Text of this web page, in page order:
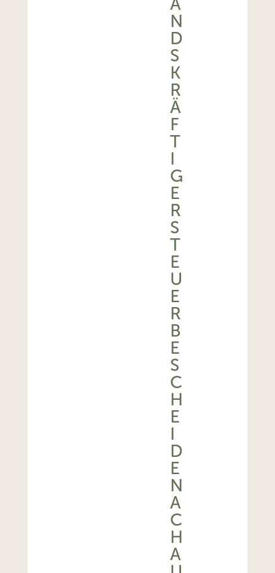
N
D
S
K
R
Ä
F
T
I
G
E
R
S
T
E
U
E
R
B
E
S
C
H
E
I
D
E
N
A
C
H
A